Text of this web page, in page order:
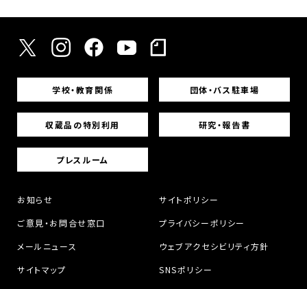
学校・教育関係 団体・バス駐車場
収蔵品の特別利用 研究・報告書
プレスルーム
お知らせ
ご意見・お問合せ窓口
メールニュース
サイトマップ
サイトポリシー
プライバシーポリシー
ウェブアクセシビリティ方針
SNSポリシー